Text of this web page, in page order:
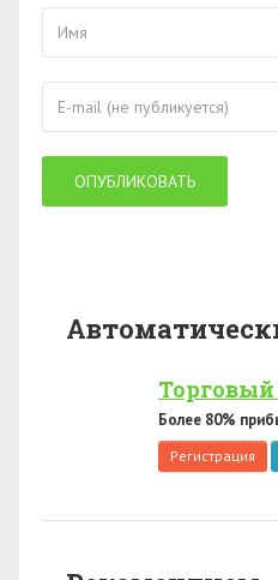
Торговый
Более 80%
Регистрация